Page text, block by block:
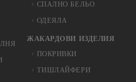
СПАЛНО БЕЛЬО
ОДЕЯЛА
ЖАКАРДОВИ ИЗДЕЛИЯ
ПОКРИВКИ
ТИШЛАЙФЕРИ